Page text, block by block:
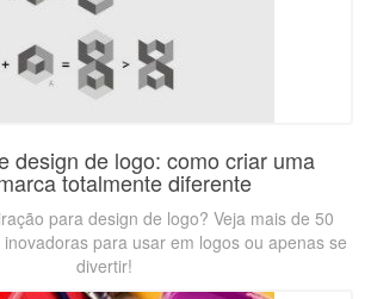
design de logo: como criar uma
totalmente diferente
para design de logo? Veja mais de 50
para usar em logos ou apenas se
divertir!